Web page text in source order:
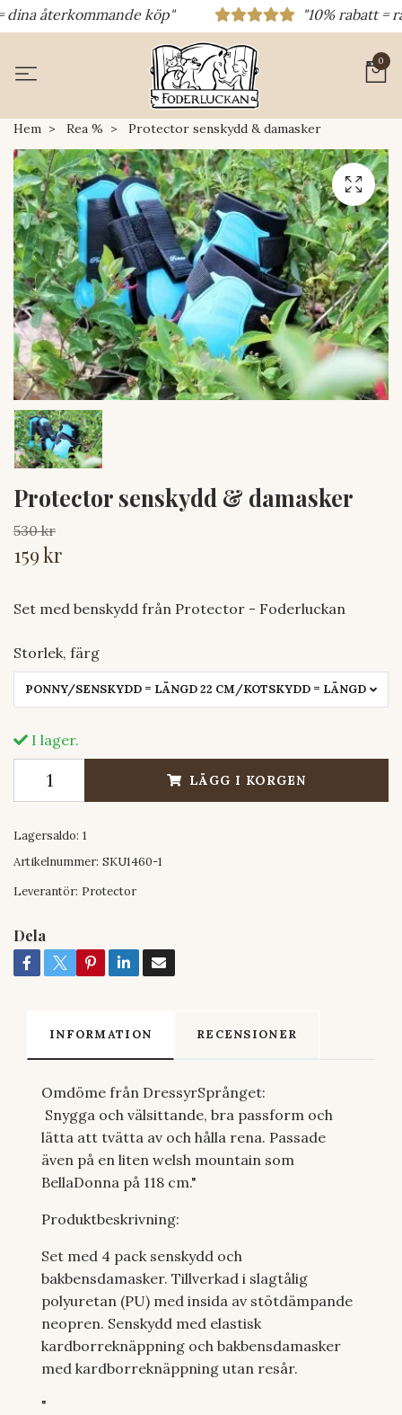
återkommande köp" "10% rabatt =
0
Hem Rea % Protector senskydd & damasker
Protector senskydd & damasker
530 kr
159 kr
Set med benskydd från Protector - Foderluckan
Storlek, färg
PONNY/SENSKYDD = LÄNGD 22 CM/
I lager.
LÄGG I KORGEN
Lagersaldo: 1
Artikelnummer: SKU1460-1
Leverantör: Protector
Dela
INFORMATION RECENSIONER
Omdöme från DressyrSprånget:
Snygga och välsittande, bra passform och
lätta att tvätta av och hålla rena. Passade
även på en liten welsh mountain som
BellaDonna på 118 cm."
Produktbeskrivning:
Set med 4 pack senskydd och
bakbensdamasker. Tillverkad i slagtålig
polyuretan (PU) med insida av stötdämpande
neopren. Senskydd med elastisk
kardborreknäppning och bakbensdamasker
med kardborreknäppning utan resår.
"